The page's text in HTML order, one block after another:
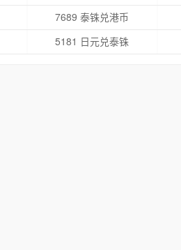
7689 泰铢兑港币
5181 日元兑泰铢